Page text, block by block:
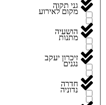
מקום לאירוע
מתנות
נגנים
נדוניה
גני תקוה
הושעיה
זיכרון יעקב
חדרה